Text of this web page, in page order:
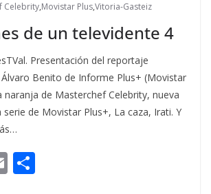
Celebrity,Movistar Plus,Vitoria-Gasteiz
de un televidente 4
Presentación del reportaje
Benito de Informe Plus+ (Movistar
naranja de Masterchef Celebrity, nueva
de Movistar Plus+, La caza, Irati. Y
E